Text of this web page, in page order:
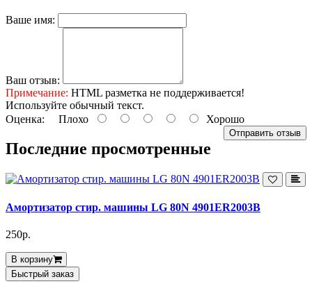
Ваше имя:
Ваш отзыв:
Примечание: HTML разметка не поддерживается!
Используйте обычный текст.
Оценка: Плохо Хорошо
Отправить отзыв
Последние просмотренные
Амортизатор стир. машины LG 80N 4901ER2003B
250р.
В корзину
Быстрый заказ